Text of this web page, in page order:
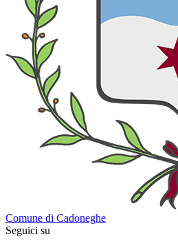
Comune di Cadoneghe
Seguici su